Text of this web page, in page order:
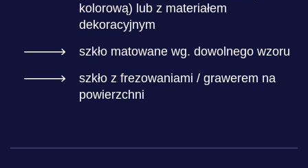
kolorową) lub z materiałem
dekoracyjnym
szkło matowane wg. dowolnego wzoru
szkło z frezowaniami / grawerem na
powierzchni